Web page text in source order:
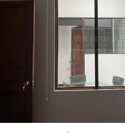
VER DETALLES